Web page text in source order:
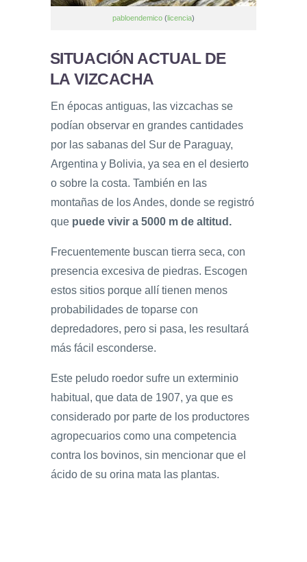
pabloendemico (licencia)
SITUACIÓN ACTUAL DE
LA VIZCACHA
En épocas antiguas, las vizcachas se
podían observar en grandes cantidades
por las sabanas del Sur de Paraguay,
Argentina y Bolivia, ya sea en el desierto
o sobre la costa. También en las
montañas de los Andes, donde se registró
que puede vivir a 5000 m de altitud.
Frecuentemente buscan tierra seca, con
presencia excesiva de piedras. Escogen
estos sitios porque allí tienen menos
probabilidades de toparse con
depredadores, pero si pasa, les resultará
más fácil esconderse.
Este peludo roedor sufre un exterminio
habitual, que data de 1907, ya que es
considerado por parte de los productores
agropecuarios como una competencia
contra los bovinos, sin mencionar que el
ácido de su orina mata las plantas.